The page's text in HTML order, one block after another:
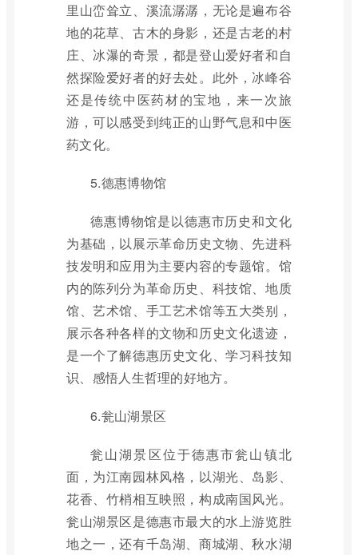
里山峦耸立、溪流潺潺，无论是遍布谷
地的花草、古木的身影，还是古老的村
庄、冰瀑的奇景，都是登山爱好者和自
然探险爱好者的好去处。此外，冰峰谷
还是传统中医药材的宝地，来一次旅
游，可以感受到纯正的山野气息和中医
药文化。
5.德惠博物馆
德惠博物馆是以德惠市历史和文化
为基础，以展示革命历史文物、先进科
技发明和应用为主要内容的专题馆。馆
内的陈列分为革命历史、科技馆、地质
馆、艺术馆、手工艺术馆等五大类别，
展示各种各样的文物和历史文化遗迹，
是一个了解德惠历史文化、学习科技知
识、感悟人生哲理的好地方。
6.瓮山湖景区
瓮山湖景区位于德惠市瓮山镇北
面，为江南园林风格，以湖光、岛影、
花香、竹梢相互映照，构成南国风光。
瓮山湖景区是德惠市最大的水上游览胜
地之一，还有千岛湖、商城湖、秋水湖